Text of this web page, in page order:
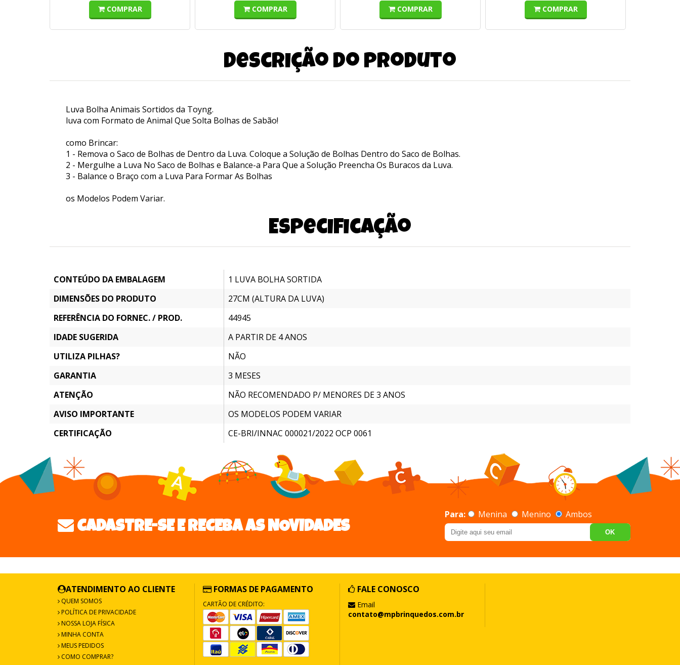
COMPRAR COMPRAR COMPRAR COMPRAR
Descrição do produto
Luva Bolha Animais Sortidos da Toyng.
luva com Formato de Animal Que Solta Bolhas de Sabão!
como Brincar:
1 - Remova o Saco de Bolhas de Dentro da Luva. Coloque a Solução de Bolhas Dentro do Saco de Bolhas.
2 - Mergulhe a Luva No Saco de Bolhas e Balance-a Para Que a Solução Preencha Os Buracos da Luva.
3 - Balance o Braço com a Luva Para Formar As Bolhas
os Modelos Podem Variar.
Especificação
CONTEÚDO DA EMBALAGEM
1 LUVA BOLHA SORTIDA
DIMENSÕES DO PRODUTO
27CM (ALTURA DA LUVA)
REFERÊNCIA DO FORNEC. / PROD.
44945
IDADE SUGERIDA
A PARTIR DE 4 ANOS
UTILIZA PILHAS?
NÃO
GARANTIA
3 MESES
ATENÇÃO
NÃO RECOMENDADO P/ MENORES DE 3 ANOS
AVISO IMPORTANTE
OS MODELOS PODEM VARIAR
CERTIFICAÇÃO
CE-BRI/INNAC 000021/2022 OCP 0061
CADASTRE-SE E RECEBA AS NOVIDADES
Para: Menina Menino Ambos
OK
ATENDIMENTO AO CLIENTE
QUEM SOMOS
POLÍTICA DE PRIVACIDADE
NOSSA LOJA FÍSICA
MINHA CONTA
MEUS PEDIDOS
COMO COMPRAR?
FORMAS DE PAGAMENTO
CARTÃO DE CRÉDITO:
FALE CONOSCO
Email
contato@mpbrinquedos.com.br